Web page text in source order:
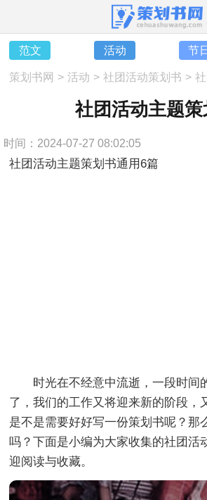
范文 活动 节日
策划书网 > 活动 > 社团活动策划书 >
社团活动主题
时间：2024-07-27 08:02:05
社团活动主题策划书通用6篇
时光在不经意中流逝，一段时间
了，我们的工作又将迎来新的阶段，
是不是需要好好写一份策划书呢？那
吗？下面是小编为大家收集的社团活
迎阅读与收藏。